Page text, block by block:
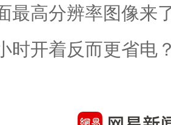
最高分辨率图像来
时开着反而更省电